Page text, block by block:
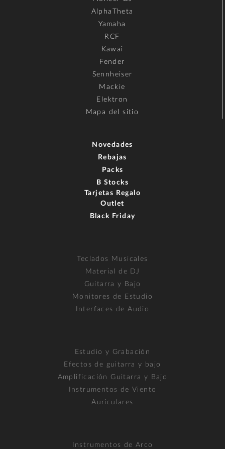
AlphaTheta
Yamaha
RCF
Kawai
Fender
Sennheiser
Mackie
Elektron
Mapa del sitio
Novedades
Rebajas
Packs
B Stocks
Tarjetas Regalo
Outlet
Black Friday
Teclados Musicales
Material de DJ
Guitarra y Bajo
Monitores de Estudio
Interfaces de Audio
Estudio y Grabación
Efectos de guitarra y bajo
Amplificación Guitarra y Bajo
Instrumentos de Viento
Auriculares
Instrumentos de Arco